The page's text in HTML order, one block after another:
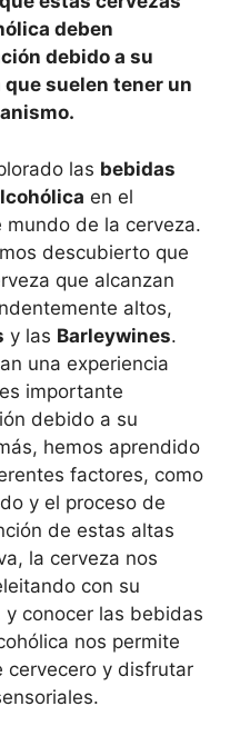
deben
debido a su
suelen tener un
las bebidas
en el
de la cerveza.
descubierto que
que alcanzan
altos,
y las Barleywines.
una experiencia
importante
debido a su
hemos aprendido
factores, como
y el proceso de
de estas altas
la cerveza nos
con su
conocer las bebidas
nos permite
cervecero y disfrutar